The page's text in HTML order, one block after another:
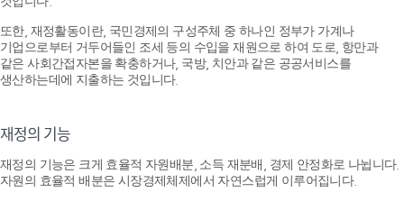
또한, 재정활동이란, 국민경제의 구성주체 중 하나인 정부가 가계나
기업으로부터 거두어들인 조세 등의 수입을 재원으로 하여 도로, 항만과
같은 사회간접자본을 확충하거나, 국방, 치안과 같은 공공서비스를
생산하는데에 지출하는 것입니다.
재정의 기능
재정의 기능은 크게 효율적 자원배분, 소득 재분배, 경제 안정화로 나뉩니다.
자원의 효율적 배분은 시장경제체제에서 자연스럽게 이루어집니다.